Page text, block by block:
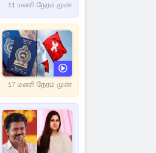
11 மணி நேரம் முன்
17 மணி நேரம் முன்